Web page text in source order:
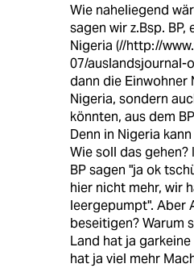
Wie naheliegend
sagen wir z.Bsp. BP,
Nigeria (//http://
07/auslandsjournal-
dann die Einwohner
Nigeria, sondern
könnten, aus dem
Denn in Nigeria
Wie soll das
BP sagen "ja ok
hier nicht mehr, wir
leergepumpt". Aber
beseitigen? Warum
Land hat ja garkeine
hat ja viel mehr